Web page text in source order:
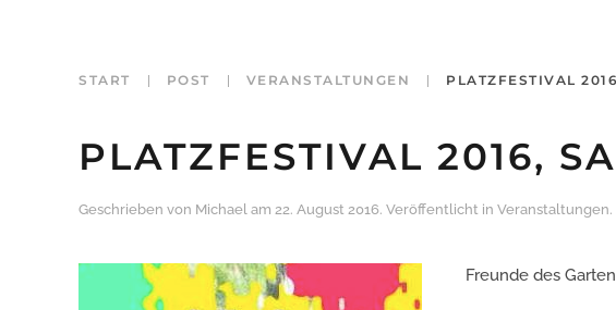
START POST VERANSTALTUNGEN PLATZFESTIVAL
PLATZFESTIVAL 2016,
Geschrieben von Michael am 22. August 2016. Veröffentlicht in Veranstaltungen.
Freunde des